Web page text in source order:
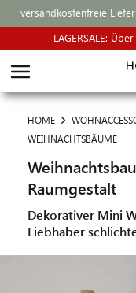
versandkostenfreie
LAGERSALE:
HOME
WEIHNACHTSBÄUME
Raumgestalt
Dekorativer Mini
Liebhaber